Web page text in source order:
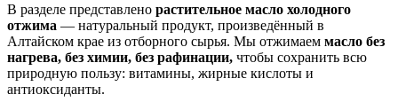
В разделе представлено растительное масло холодного
отжима — натуральный продукт, произведённый в
Алтайском крае из отборного сырья. Мы отжимаем масло без
нагрева, без химии, без рафинации, чтобы сохранить всю
природную пользу: витамины, жирные кислоты и
антиоксиданты.